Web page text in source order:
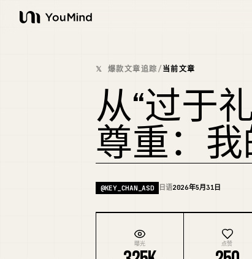
YouMind
𝕏 爆款文章追踪/当前文章
从“过于
尊重：
@KEY_CHAN_ASD 日语2026年5月31日
曝光 点赞